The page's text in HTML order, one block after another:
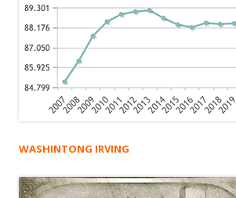
WASHINTONG IRVING